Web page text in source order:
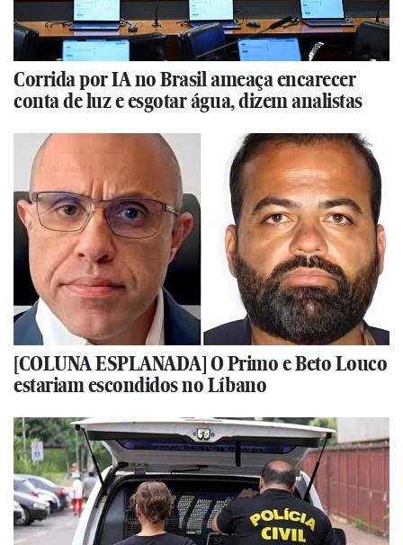
Corrida por IA no Brasil ameaça encarecer
conta de luz e esgotar água, dizem analistas
[COLUNA ESPLANADA] O Primo e Beto Louco
estariam escondidos no Líbano